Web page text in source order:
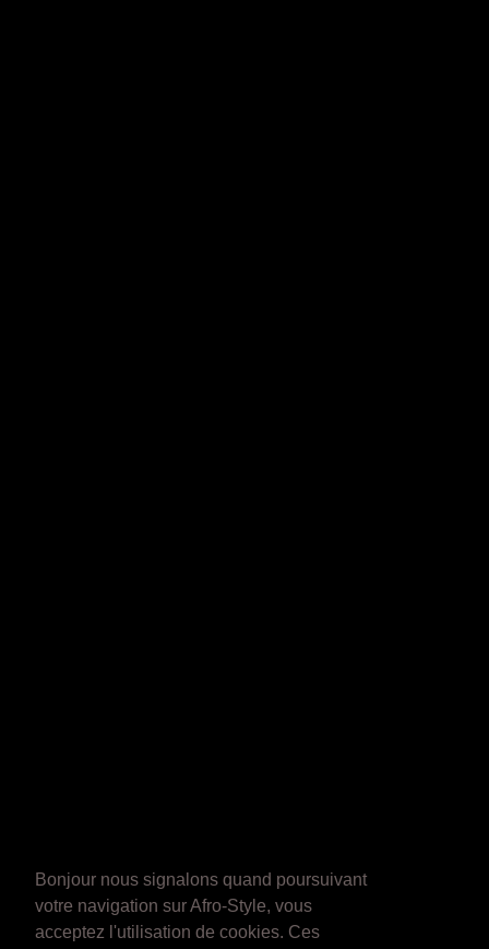
Bonjour nous signalons quand poursuivant
votre navigation sur Afro-Style, vous
acceptez l'utilisation de cookies. Ces